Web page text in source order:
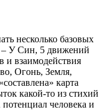
несколько базовых
– У Син, 5 движений
и взаимодействия
Огонь, Земля,
карта
какой-то из стихий
человека и